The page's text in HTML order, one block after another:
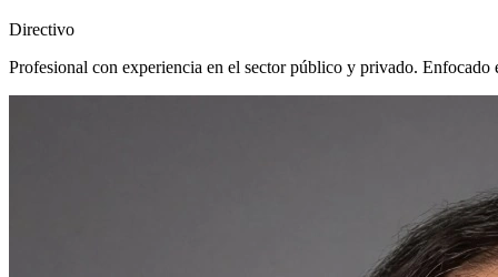
Directivo
Profesional con experiencia en el sector público y privado.